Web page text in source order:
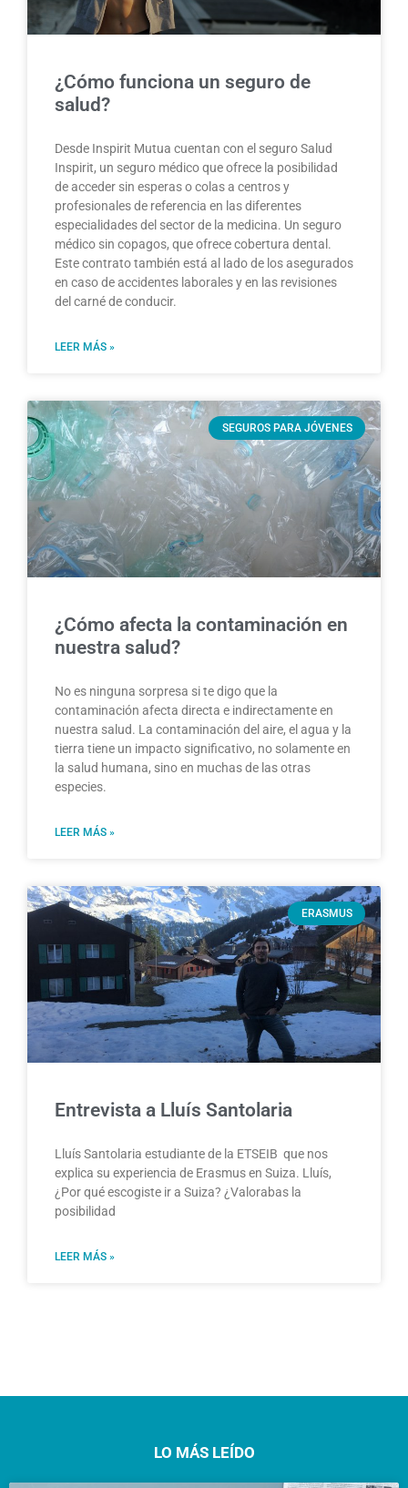
¿Cómo funciona un seguro de
salud?
Desde Inspirit Mutua cuentan con el seguro Salud
Inspirit, un seguro médico que ofrece la posibilidad
de acceder sin esperas o colas a centros y
profesionales de referencia en las diferentes
especialidades del sector de la medicina. Un seguro
médico sin copagos, que ofrece cobertura dental.
Este contrato también está al lado de los asegurados
en caso de accidentes laborales y en las revisiones
del carné de conducir.
LEER MÁS »
SEGUROS PARA JÓVENES
¿Cómo afecta la contaminación en
nuestra salud?
No es ninguna sorpresa si te digo que la
contaminación afecta directa e indirectamente en
nuestra salud. La contaminación del aire, el agua y la
tierra tiene un impacto significativo, no solamente en
la salud humana, sino en muchas de las otras
especies.
LEER MÁS »
ERASMUS
Entrevista a Lluís Santolaria
Lluís Santolaria estudiante de la ETSEIB que nos
explica su experiencia de Erasmus en Suiza. Lluís,
¿Por qué escogiste ir a Suiza? ¿Valorabas la
posibilidad
LEER MÁS »
LO MÁS LEÍDO